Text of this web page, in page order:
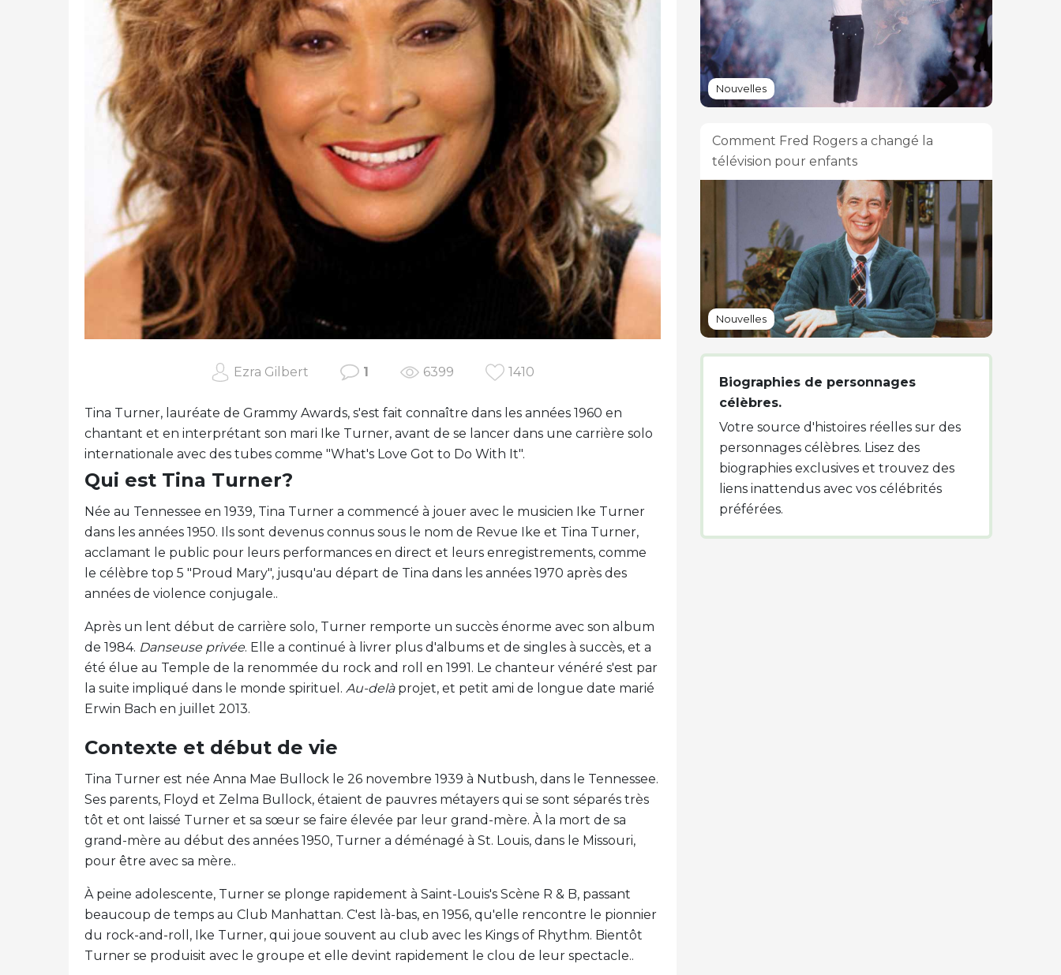
Ezra Gilbert 1 6399 1410
Tina Turner, lauréate de Grammy Awards, s'est fait connaître dans les années 1960 en
chantant et en interprétant son mari Ike Turner, avant de se lancer dans une carrière solo
internationale avec des tubes comme "What's Love Got to Do With It".
Qui est Tina Turner?
Née au Tennessee en 1939, Tina Turner a commencé à jouer avec le musicien Ike Turner
dans les années 1950. Ils sont devenus connus sous le nom de Revue Ike et Tina Turner,
acclamant le public pour leurs performances en direct et leurs enregistrements, comme
le célèbre top 5 "Proud Mary", jusqu'au départ de Tina dans les années 1970 après des
années de violence conjugale..
Après un lent début de carrière solo, Turner remporte un succès énorme avec son album
de 1984. Danseuse privée. Elle a continué à livrer plus d'albums et de singles à succès, et a
été élue au Temple de la renommée du rock and roll en 1991. Le chanteur vénéré s'est par
la suite impliqué dans le monde spirituel. Au-delàprojet, et petit ami de longue date marié
Erwin Bach en juillet 2013.
Contexte et début de vie
Tina Turner est née Anna Mae Bullock le 26 novembre 1939 à Nutbush, dans le Tennessee.
Ses parents, Floyd et Zelma Bullock, étaient de pauvres métayers qui se sont séparés très
tôt et ont laissé Turner et sa sœur se faire élevée par leur grand-mère. À la mort de sa
grand-mère au début des années 1950, Turner a déménagé à St. Louis, dans le Missouri,
pour être avec sa mère..
À peine adolescente, Turner se plonge rapidement à Saint-Louis's Scène R & B, passant
beaucoup de temps au Club Manhattan. C'est là-bas, en 1956, qu'elle rencontre le pionnier
du rock-and-roll, Ike Turner, qui joue souvent au club avec les Kings of Rhythm. Bientôt
Turner se produisit avec le groupe et elle devint rapidement le clou de leur spectacle..
Nouvelles
Comment Fred Rogers a changé la
télévision pour enfants
Nouvelles
Biographies de personnages
célèbres.
Votre source d'histoires réelles sur des
personnages célèbres. Lisez des
biographies exclusives et trouvez des
liens inattendus avec vos célébrités
préférées.